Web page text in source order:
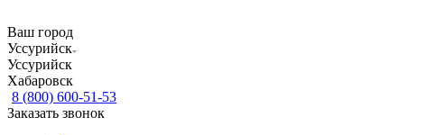
Ваш город
Уссурийск
Уссурийск
Хабаровск
8 (800) 600-51-53
Заказать звонок